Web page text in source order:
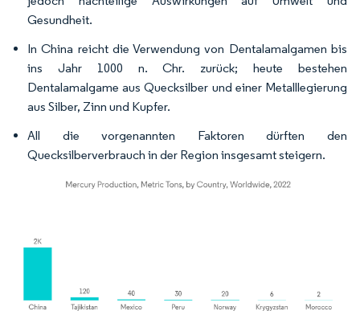
Gesundheit.
In China reicht die Verwendung von Dentalamalgamen bis
ins Jahr 1000 n. Chr. zurück; heute bestehen
Dentalamalgame aus Quecksilber und einer Metalllegierung
aus Silber, Zinn und Kupfer.
All die vorgenannten Faktoren dürften den
Quecksilberverbrauch in der Region insgesamt steigern.